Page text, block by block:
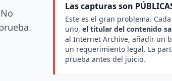
Las capturas son
Este es el gran problema.
uno, el titular del contenido
al Internet Archive, añadir un
un requerimiento legal. La
prueba antes del juicio.